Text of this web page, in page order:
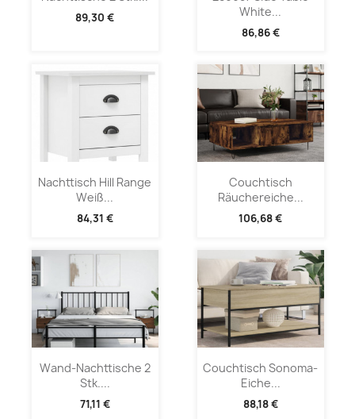
89,30 €
White...
86,86 €
Nachttisch Hill Range
Weiß...
84,31 €
Couchtisch
Räuchereiche...
106,68 €
Wand-Nachttische 2
Stk....
71,11 €
Couchtisch Sonoma-
Eiche...
88,18 €